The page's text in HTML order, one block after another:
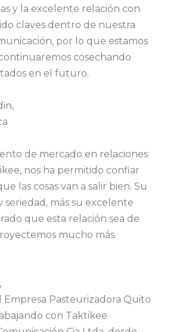
y la excelente relación con
claves dentro de nuestra
por lo que estamos
cosechando
en el futuro.
de mercado en relaciones
nos ha permitido confiar
las cosas van a salir bien. Su
seriedad, más su excelente
que esta relación sea de
mucho más.
Empresa Pasteurizadora Quito
con Taktikee